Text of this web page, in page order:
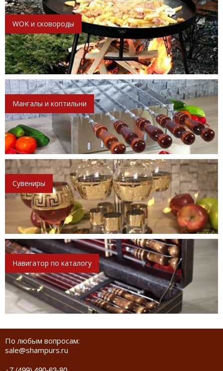
WOK и сковороды
Мангалы и коптильни
Сувениры
Навигатор по каталогу
По любым вопросам:
sale@shampurs.ru